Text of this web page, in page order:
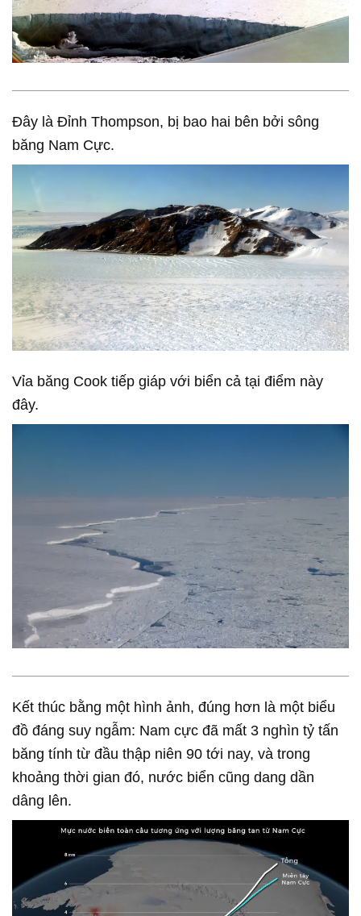
Đây là Đỉnh Thompson, bị bao hai bên bởi sông
băng Nam Cực.
Vỉa băng Cook tiếp giáp với biển cả tại điểm này
đây.
Kết thúc bằng một hình ảnh, đúng hơn là một biểu
đồ đáng suy ngẫm: Nam cực đã mất 3 nghìn tỷ tấn
băng tính từ đầu thập niên 90 tới nay, và trong
khoảng thời gian đó, nước biển cũng dang dần
dâng lên.